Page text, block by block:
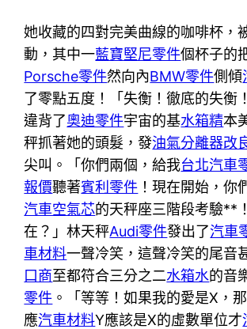
她收藏的四對完美曲線的咖啡杯，
動，其中一藍寶堅尼零件個杯子的
Porsche零件然向內BMW零件側傾
了零點五度！「失衡！徹底的失衡
違背了奧迪零件宇宙的基水箱精本
秤抓著她的頭髮，發油氣分離器改
尖叫。「你們兩個，給我台北汽車
報價聽著賓利零件 ！現在開始，你
汽車空氣芯的天秤座三階段考驗**
在？」林天秤Audi零件發出了汽車
車材料一聲冷笑，這聲冷笑的尾音
口商至都符合三分之二水箱水的音
零件 。「等等！如果我的愛是X，
應汽車材料Y應該是X的虛數單位才